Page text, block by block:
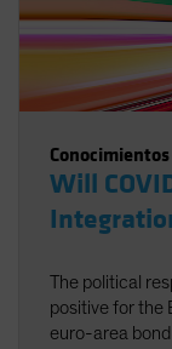
Will
The political
positive for the
euro-area